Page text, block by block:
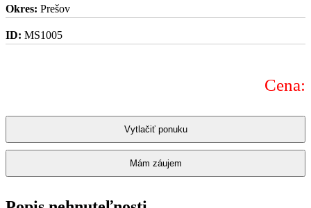
Okres: Prešov
ID: MS1005
Cena:
Vytlačiť ponuku
Mám záujem